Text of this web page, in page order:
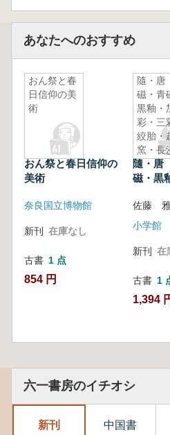
あなたへのおすすめ
おん祭と春
日信仰の美
術
おん祭と春日信仰の
美術
奈良国立博物館
新刊 在庫なし
古書 1 点
854 円
隨・
磁・青
黒釉・
彩・三
絞胎・
窯・長
窯・定
隨・
磁・黒
長沙窯
小学館
新刊 在
古書 1
1,394
六一書房のイチオシ
新刊 中国書